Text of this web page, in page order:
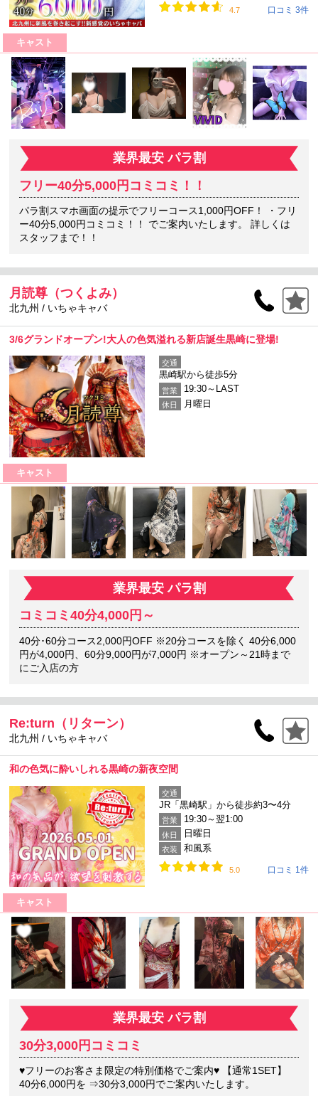
4.7 口コミ 3件
キャスト
業界最安 パラ割
フリー40分5,000円コミコミ！！
パラ割スマホ画面の提示でフリーコース1,000円OFF！ ・フリ
ー40分5,000円コミコミ！！ でご案内いたします。 詳しくは
スタッフまで！！
月読尊（つくよみ）
北九州 / いちゃキャバ
3/6グランドオープン!大人の色気溢れる新店誕生黒崎に登場!
交通
黒崎駅から徒歩5分
営業 19:30～LAST
休日 月曜日
キャスト
業界最安 パラ割
コミコミ40分4,000円～
40分･60分コース2,000円OFF ※20分コースを除く 40分6,000
円が4,000円、60分9,000円が7,000円 ※オープン～21時まで
にご入店の方
Re:turn（リターン）
北九州 / いちゃキャバ
和の色気に酔いしれる黒崎の新夜空間
交通
JR「黒崎駅」から徒歩約3〜4分
営業 19:30～翌1:00
休日 日曜日
衣装 和風系
5.0 口コミ 1件
キャスト
業界最安 パラ割
30分3,000円コミコミ
♥フリーのお客さま限定の特別価格でご案内♥ 【通常1SET】
40分6,000円を ⇒30分3,000円でご案内いたします。